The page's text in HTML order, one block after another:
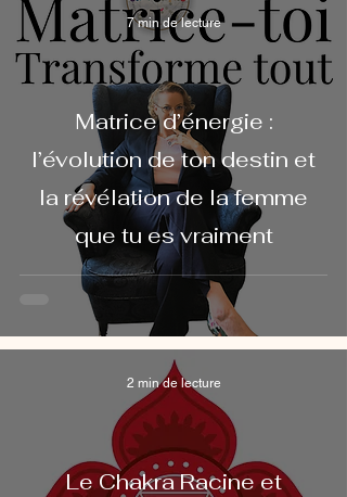
Matrice d’énergie :
l’évolution de ton destin et
la révélation de la femme
que tu es vraiment
7 min de lecture
Le Chakra Racine et
2 min de lecture